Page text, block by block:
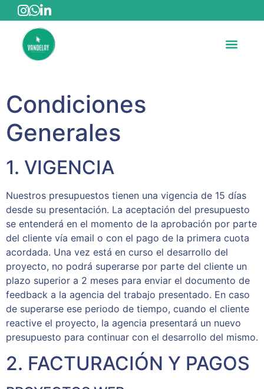
Condiciones
Generales
1. VIGENCIA
Nuestros presupuestos tienen una vigencia de 15 días
desde su presentación. La aceptación del presupuesto
se entenderá en el momento de la aprobación por parte
del cliente vía email o con el pago de la primera cuota
acordada. Una vez está en curso el desarrollo del
proyecto, no podrá superarse por parte del cliente un
plazo superior a 2 meses para enviar el documento de
feedback a la agencia del trabajo presentado. En caso
de superarse ese periodo de tiempo, cuando el cliente
reactive el proyecto, la agencia presentará un nuevo
presupuesto para continuar con el desarrollo del mismo.
2. FACTURACIÓN Y PAGOS